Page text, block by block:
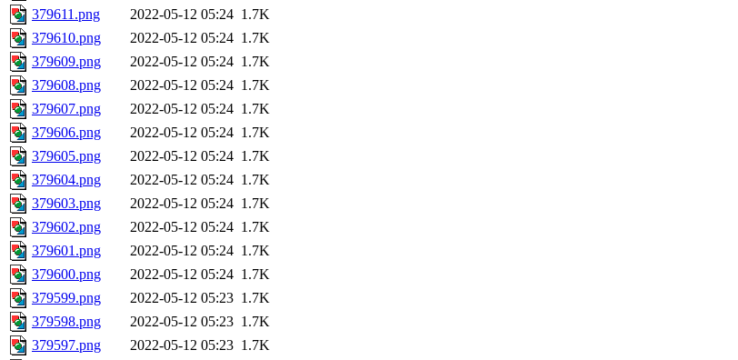
379611.png
2022-05-12 05:24 1.7K
379610.png
2022-05-12 05:24 1.7K
379609.png
2022-05-12 05:24 1.7K
379608.png
2022-05-12 05:24 1.7K
379607.png
2022-05-12 05:24 1.7K
379606.png
2022-05-12 05:24 1.7K
379605.png
2022-05-12 05:24 1.7K
379604.png
2022-05-12 05:24 1.7K
379603.png
2022-05-12 05:24 1.7K
379602.png
2022-05-12 05:24 1.7K
379601.png
2022-05-12 05:24 1.7K
379600.png
2022-05-12 05:24 1.7K
379599.png
2022-05-12 05:23 1.7K
379598.png
2022-05-12 05:23 1.7K
379597.png
2022-05-12 05:23 1.7K